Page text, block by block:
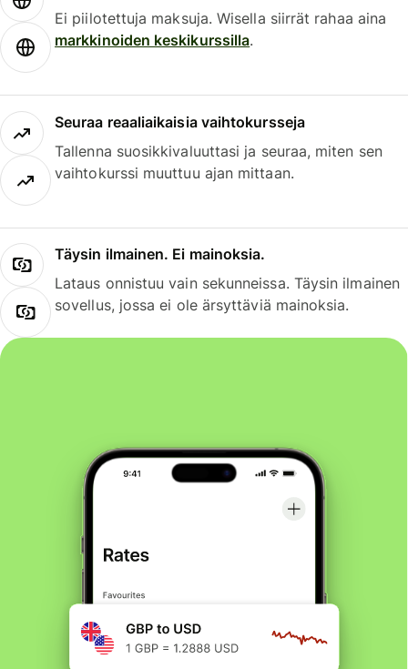
Ei piilotettuja maksuja. Wisella siirrät rahaa aina
markkinoiden keskikurssilla.
Seuraa reaaliaikaisia vaihtokursseja
Tallenna suosikkivaluuttasi ja seuraa, miten sen
vaihtokurssi muuttuu ajan mittaan.
Täysin ilmainen. Ei mainoksia.
Lataus onnistuu vain sekunneissa. Täysin ilmainen
sovellus, jossa ei ole ärsyttäviä mainoksia.